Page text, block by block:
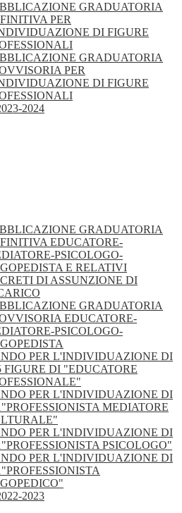
GRADUATORIA
PER
DI FIGURE
GRADUATORIA
PER
DI FIGURE
2024
GRADUATORIA
EDUCATORE-
PSICOLOGO-
E RELATIVI
DI ASSUNZIONE DI
GRADUATORIA
EDUCATORE-
PSICOLOGO-
PER L'INDIVIDUAZIONE DI
FIGURE DI "EDUCATORE
PER L'INDIVIDUAZIONE DI
MEDIATORE
PER L'INDIVIDUAZIONE DI
PSICOLOGO"
PER L'INDIVIDUAZIONE DI
2023